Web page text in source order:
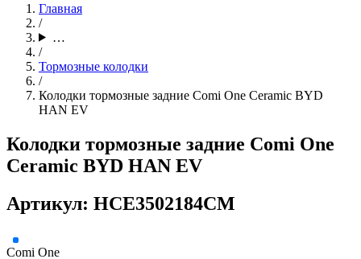
Главная
/
…
/
Тормозные колодки
/
Колодки тормозные задние Comi One Ceramic BYD
HAN EV
Колодки тормозные задние Comi One
Ceramic BYD HAN EV
Артикул: HCE3502184CM
Comi One